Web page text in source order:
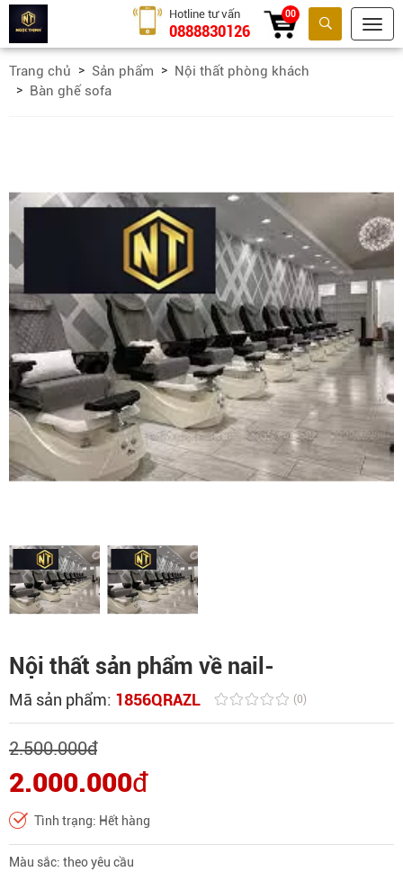
Tìm kiếm
Hotline tư vấn
0888830126
00
Trang chủ Sản phẩm
Nội thất phòng khách
Bàn ghế sofa
Nội thất sản phẩm về nail-
Mã sản phẩm: 1856QRAZL (0)
2.500.000đ
2.000.000đ
Tình trạng: Hết hàng
Màu sắc: theo yêu cầu